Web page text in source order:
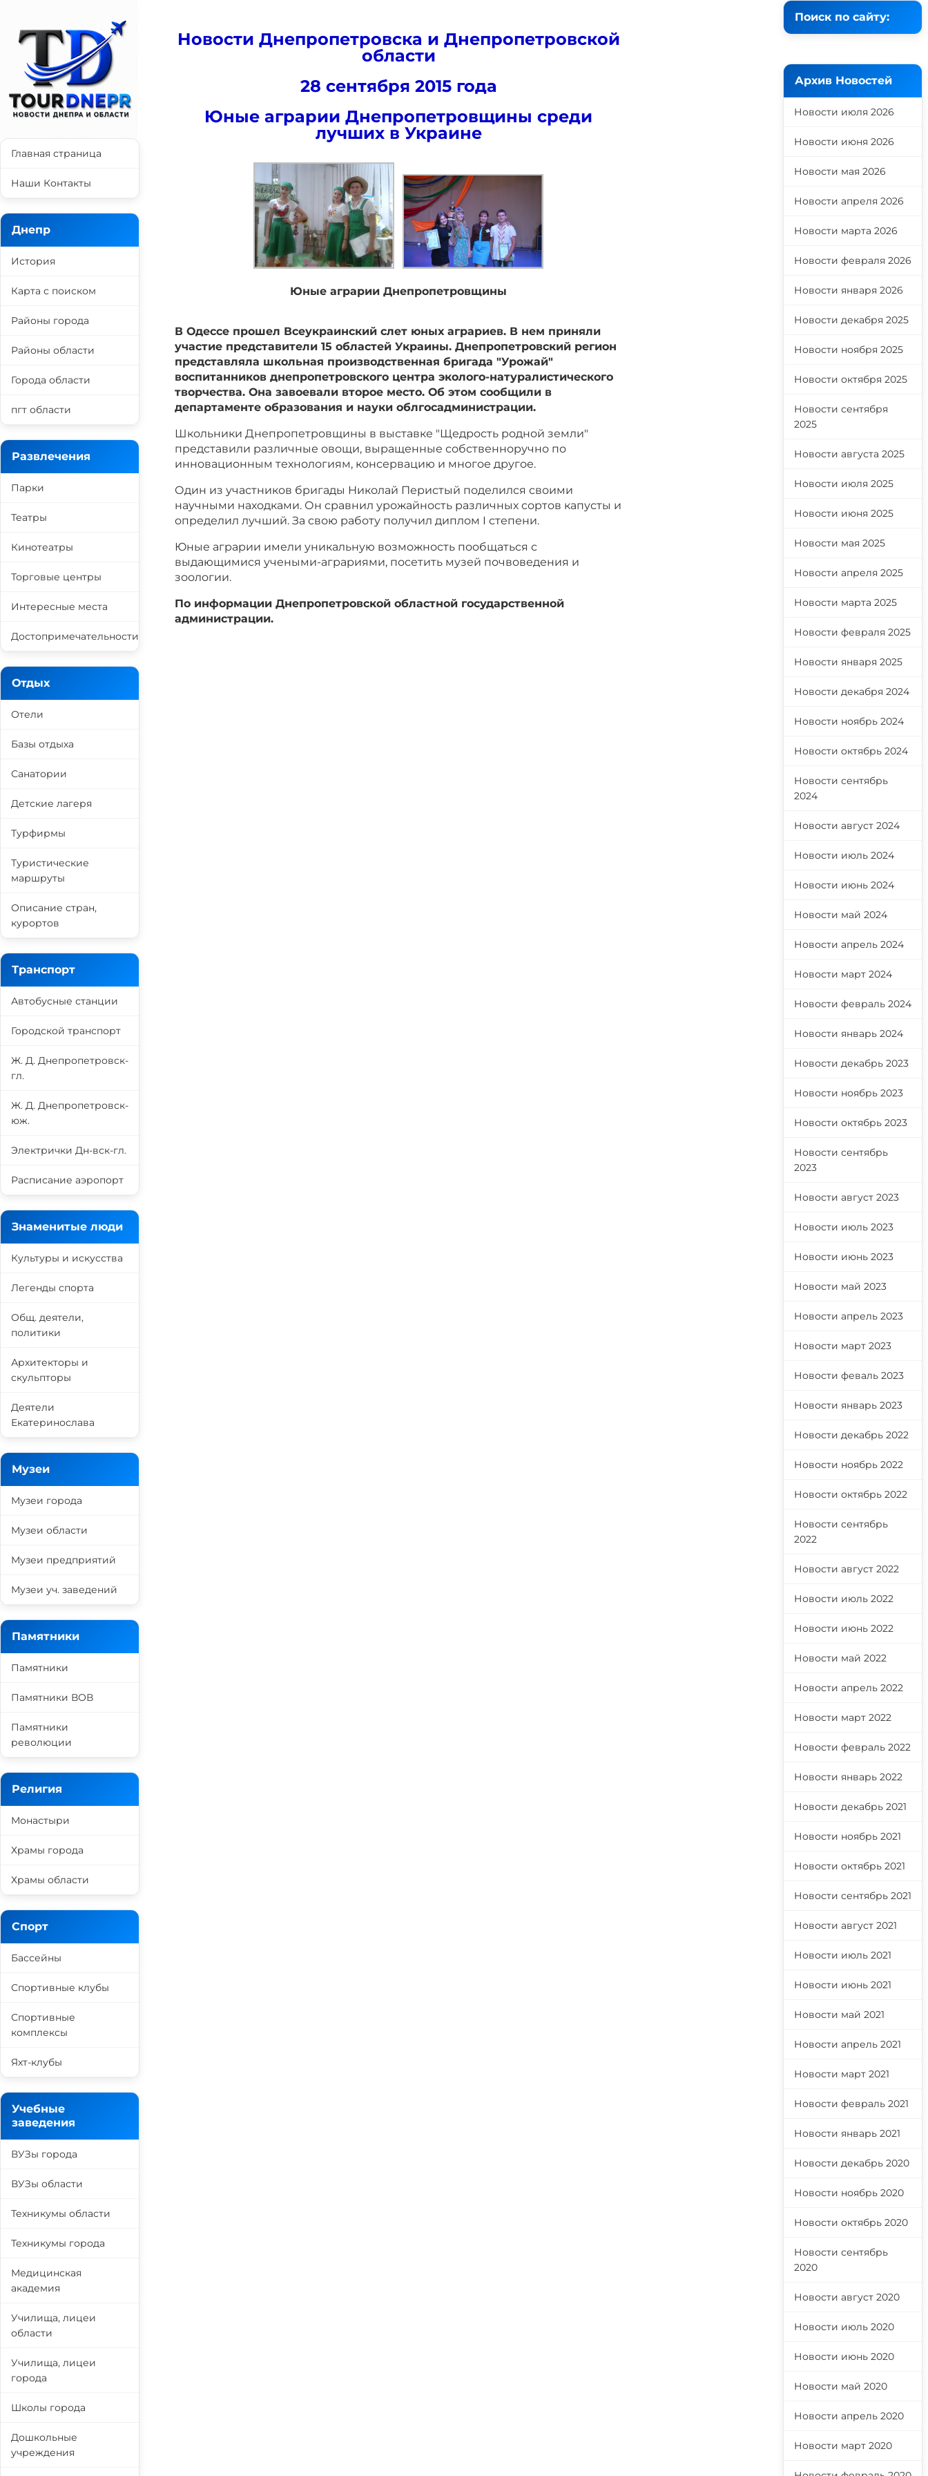
Новости Днепропетровска и Днепропетровской
области
28 сентября 2015 года
Юные аграрии Днепропетровщины среди
лучших в Украине
Юные аграрии Днепропетровщины
В Одессе прошел Всеукраинский слет юных аграриев. В нем приняли
участие представители 15 областей Украины. Днепропетровский регион
представляла школьная производственная бригада "Урожай"
воспитанников днепропетровского центра эколого-натуралистического
творчества. Она завоевали второе место. Об этом сообщили в
департаменте образования и науки облгосадминистрации.
Школьники Днепропетровщины в выставке "Щедрость родной земли"
представили различные овощи, выращенные собственноручно по
инновационным технологиям, консервацию и многое другое.
Один из участников бригады Николай Перистый поделился своими
научными находками. Он сравнил урожайность различных сортов капусты и
определил лучший. За свою работу получил диплом I степени.
Юные аграрии имели уникальную возможность пообщаться с
выдающимися учеными-аграриями, посетить музей почвоведения и
зоологии.
По информации Днепропетровской областной государственной
администрации.
Главная страница
Наши Контакты
Днепр
История
Карта с поиском
Районы города
Районы области
Города области
пгт области
Развлечения
Парки
Театры
Кинотеатры
Торговые центры
Интересные места
Достопримечательности
Отдых
Отели
Базы отдыха
Санатории
Детские лагеря
Турфирмы
Туристические
маршруты
Описание стран,
курортов
Транспорт
Автобусные станции
Городской транспорт
Ж. Д. Днепропетровск-
гл.
Ж. Д. Днепропетровск-
юж.
Электрички Дн-вск-гл.
Расписание аэропорт
Знаменитые люди
Культуры и искусства
Легенды спорта
Общ. деятели,
политики
Архитекторы и
скульпторы
Деятели
Екатеринослава
Музеи
Музеи города
Музеи области
Музеи предприятий
Музеи уч. заведений
Памятники
Памятники
Памятники ВОВ
Памятники
революции
Религия
Монастыри
Храмы города
Храмы области
Спорт
Бассейны
Спортивные клубы
Спортивные
комплексы
Яхт-клубы
Учебные
заведения
ВУЗы города
ВУЗы области
Техникумы области
Техникумы города
Медицинская
академия
Училища, лицеи
области
Училища, лицеи
города
Школы города
Дошкольные
учреждения
Поиск по сайту:
Архив Новостей
Новости июля 2026
Новости июня 2026
Новости мая 2026
Новости апреля 2026
Новости марта 2026
Новости февраля 2026
Новости января 2026
Новости декабря 2025
Новости ноября 2025
Новости октября 2025
Новости сентября
2025
Новости августа 2025
Новости июля 2025
Новости июня 2025
Новости мая 2025
Новости апреля 2025
Новости марта 2025
Новости февраля 2025
Новости января 2025
Новости декабря 2024
Новости ноябрь 2024
Новости октябрь 2024
Новости сентябрь
2024
Новости август 2024
Новости июль 2024
Новости июнь 2024
Новости май 2024
Новости апрель 2024
Новости март 2024
Новости февраль 2024
Новости январь 2024
Новости декабрь 2023
Новости ноябрь 2023
Новости октябрь 2023
Новости сентябрь
2023
Новости август 2023
Новости июль 2023
Новости июнь 2023
Новости май 2023
Новости апрель 2023
Новости март 2023
Новости феваль 2023
Новости январь 2023
Новости декабрь 2022
Новости ноябрь 2022
Новости октябрь 2022
Новости сентябрь
2022
Новости август 2022
Новости июль 2022
Новости июнь 2022
Новости май 2022
Новости апрель 2022
Новости март 2022
Новости февраль 2022
Новости январь 2022
Новости декабрь 2021
Новости ноябрь 2021
Новости октябрь 2021
Новости сентябрь 2021
Новости август 2021
Новости июль 2021
Новости июнь 2021
Новости май 2021
Новости апрель 2021
Новости март 2021
Новости февраль 2021
Новости январь 2021
Новости декабрь 2020
Новости ноябрь 2020
Новости октябрь 2020
Новости сентябрь
2020
Новости август 2020
Новости июль 2020
Новости июнь 2020
Новости май 2020
Новости апрель 2020
Новости март 2020